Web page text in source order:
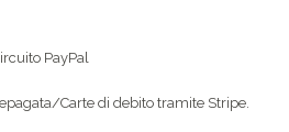
PayPal
Carte di debito tramite Stripe.